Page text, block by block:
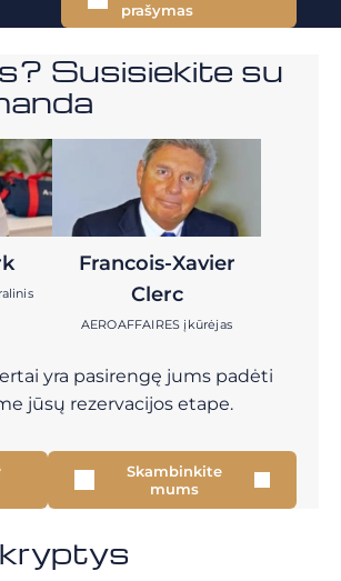
prašymas
Susisiekite su
Francois-Xavier
Clerc
AEROAFFAIRES įkūrėjas
yra pasirengę jums padėti
jūsų rezervacijos etape.
Skambinkite
mums
kryptys